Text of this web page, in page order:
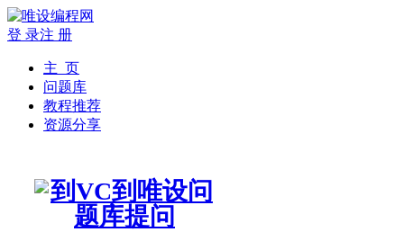
登 录注 册
主 页
问题库
教程推荐
资源分享